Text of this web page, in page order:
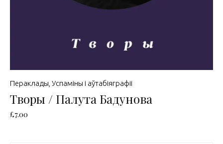
Пераклады Успаміны і аўтабіяграфіі
Творы / Палута Бадунова
£7.00